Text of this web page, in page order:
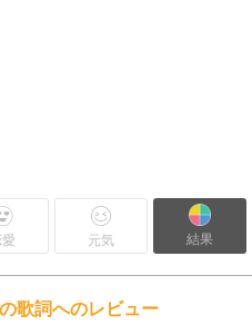
元気 結果
歌詞へのレビュー